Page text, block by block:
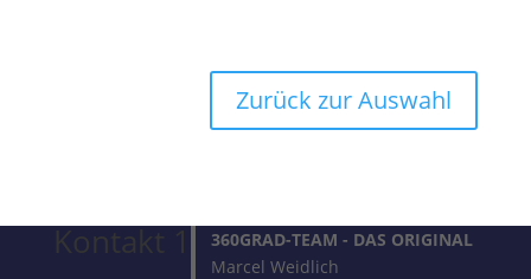
Zurück zur Auswahl
Kontakt 1 360GRAD-TEAM - DAS ORIGINAL
Marcel Weidlich